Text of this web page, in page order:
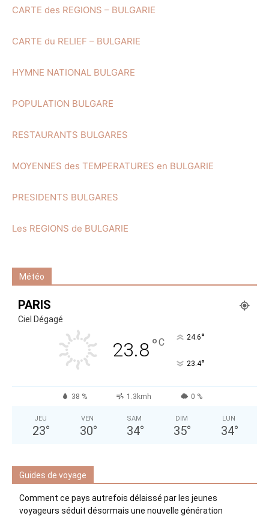
CARTE des REGIONS – BULGARIE
CARTE du RELIEF – BULGARIE
HYMNE NATIONAL BULGARE
POPULATION BULGARE
RESTAURANTS BULGARES
MOYENNES des TEMPERATURES en BULGARIE
PRESIDENTS BULGARES
Les REGIONS de BULGARIE
Météo
PARIS
Ciel Dégagé
23.8°C 24.6°
23.4°
38 % 1.3kmh 0 %
JEU
23°
VEN
30°
SAM
34°
DIM
35°
LUN
34°
Guides de voyage
Comment ce pays autrefois délaissé par les jeunes
voyageurs séduit désormais une nouvelle génération